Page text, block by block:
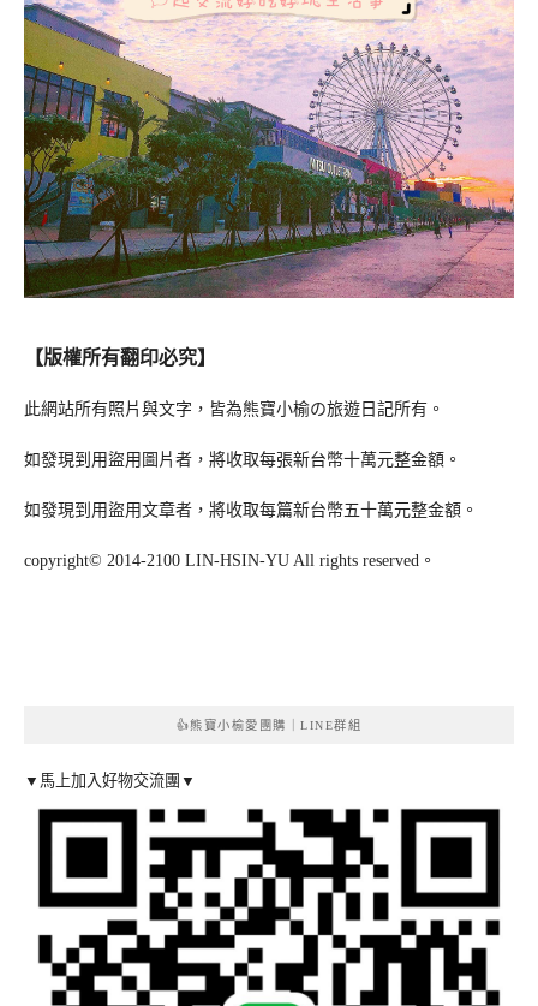
【版權所有翻印必究】
此網站所有照片與文字，皆為熊寶小榆の旅遊日記所有。
如發現到用盜用圖片者，將收取每張新台幣十萬元整金額。
如發現到用盜用文章者，將收取每篇新台幣五十萬元整金額。
copyright© 2014-2100 LIN-HSIN-YU All rights reserved。
👍熊寶小榆愛團購｜LINE群組
▼馬上加入好物交流團▼